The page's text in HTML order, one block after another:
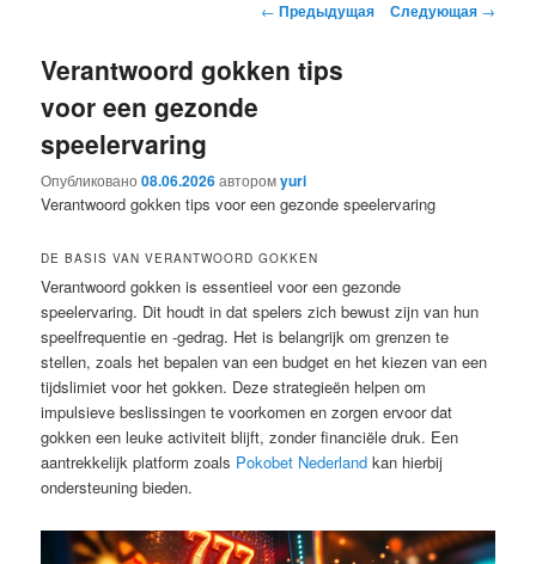
Навигация
записям
← Предыдущая Следующая →
Verantwoord gokken tips
voor een gezonde
speelervaring
Опубликовано08.06.2026авторомyuri
Verantwoord gokken tips voor een gezonde speelervaring
DE BASIS VAN VERANTWOORD GOKKEN
Verantwoord gokken is essentieel voor een gezonde
speelervaring. Dit houdt in dat spelers zich bewust zijn van hun
speelfrequentie en -gedrag. Het is belangrijk om grenzen te
stellen, zoals het bepalen van een budget en het kiezen van een
tijdslimiet voor het gokken. Deze strategieën helpen om
impulsieve beslissingen te voorkomen en zorgen ervoor dat
gokken een leuke activiteit blijft, zonder financiële druk. Een
aantrekkelijk platform zoals Pokobet Nederland kan hierbij
ondersteuning bieden.